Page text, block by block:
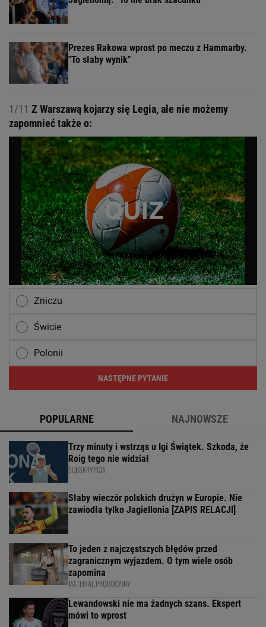
Prezes Rakowa wprost po meczu z Hammarby.
"To słaby wynik"
1/11 Z Warszawą kojarzy się Legia, ale nie możemy
zapomnieć także o:
Zniczu
Świcie
Polonii
NASTĘPNE PYTANIE
POPULARNE NAJNOWSZE
Trzy minuty i wstrząs u Igi Świątek. Szkoda, że
Roig tego nie widział
SUBSKRYPCJA
Słaby wieczór polskich drużyn w Europie. Nie
zawiodła tylko Jagiellonia [ZAPIS RELACJI]
To jeden z najczęstszych błędów przed
zagranicznym wyjazdem. O tym wiele osób
zapomina
MATERIAŁ PROMOCYJNY
Lewandowski nie ma żadnych szans. Ekspert
mówi to wprost